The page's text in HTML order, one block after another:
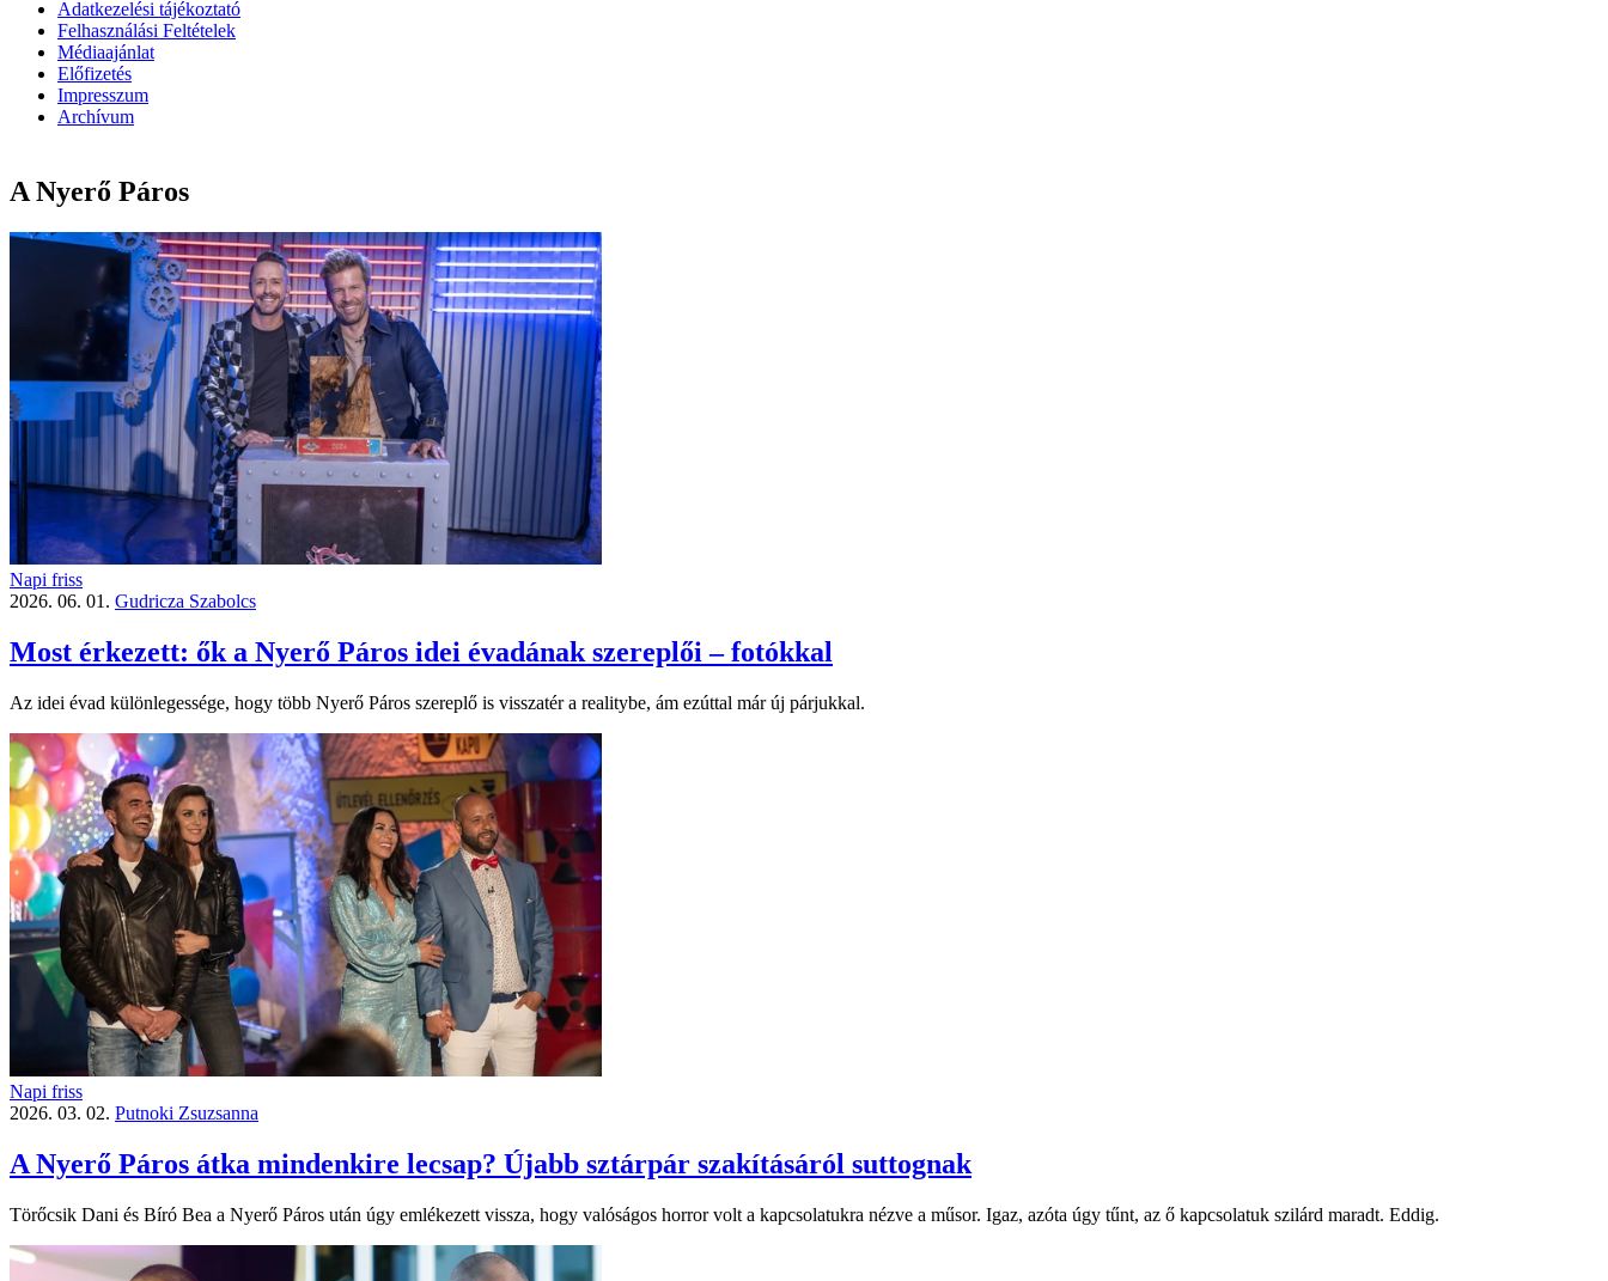
Adatkezelési tájékoztató
Felhasználási Feltételek
Médiaajánlat
Előfizetés
Impresszum
Archívum
A Nyerő Páros
Napi friss
2026. 06. 01. Gudricza Szabolcs
Most érkezett: ők a Nyerő Páros idei évadának szereplői – fotókkal
Az idei évad különlegessége, hogy több Nyerő Páros szereplő is visszatér a realitybe, ám ezúttal már új párjukkal.
Napi friss
2026. 03. 02. Putnoki Zsuzsanna
A Nyerő Páros átka mindenkire lecsap? Újabb sztárpár szakításáról suttognak
Törőcsik Dani és Bíró Bea a Nyerő Páros után úgy emlékezett vissza, hogy valóságos horror volt a kapcsolatukra nézve a műsor. Igaz, azóta úgy tűnt, az ő kapcsolatuk szilárd maradt. Eddig.